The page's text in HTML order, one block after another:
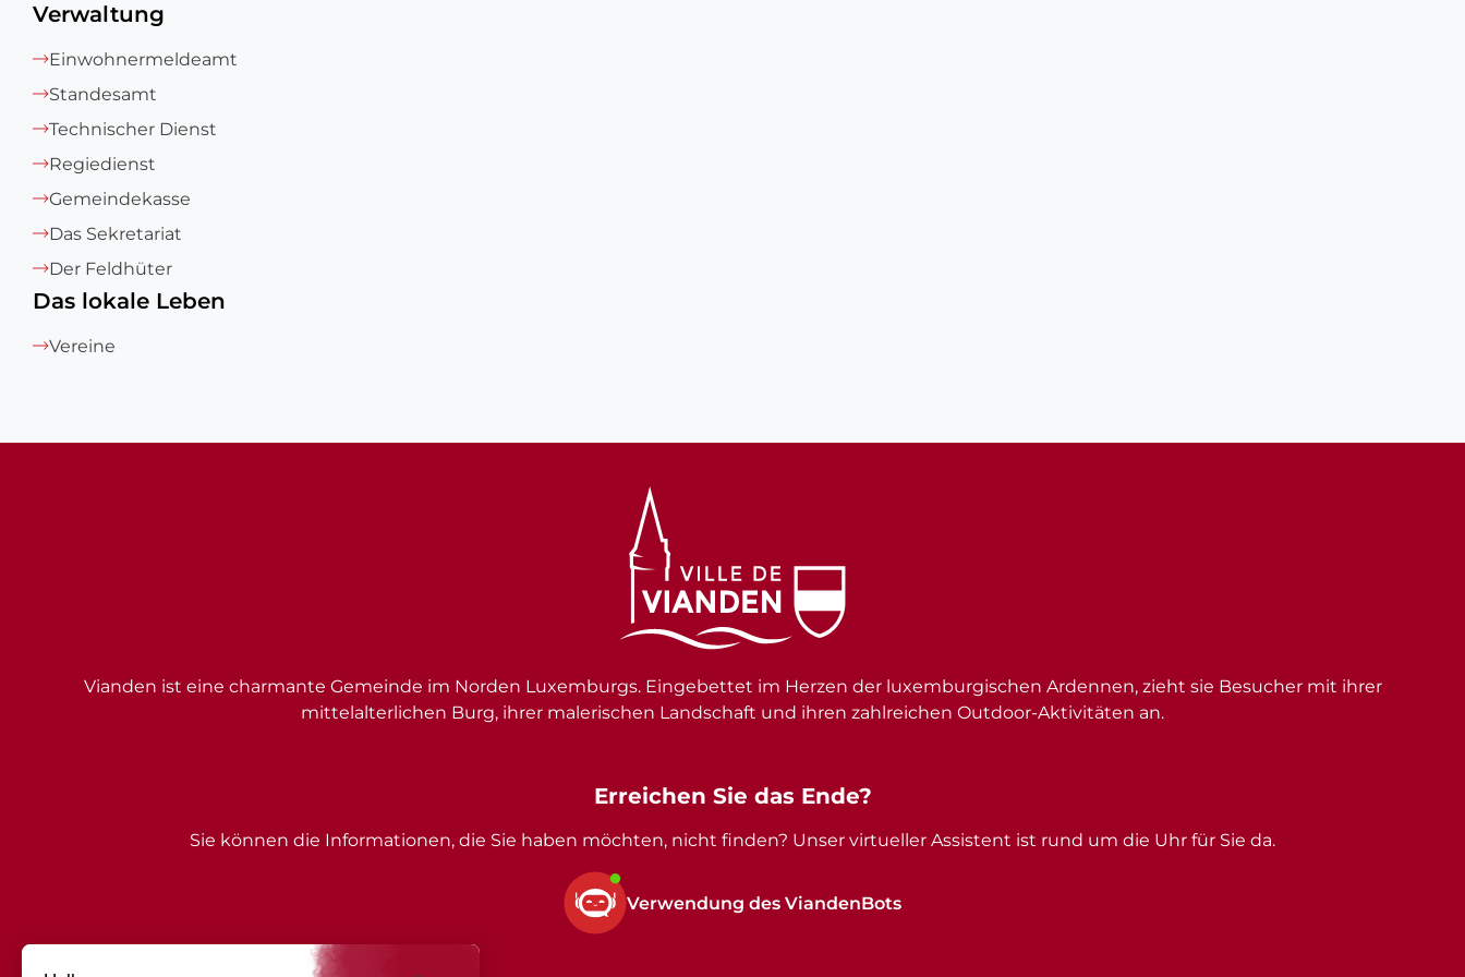
Verwaltung
Einwohnermeldeamt
Standesamt
Technischer Dienst
Regiedienst
Gemeindekasse
Das Sekretariat
Der Feldhüter
Das lokale Leben
Vereine
Erreichen Sie das Ende?
Sie können die Informationen, die Sie haben möchten, nicht finden? Unser virtueller Assistent ist rund um die Uhr für Sie da.
Verwendung des ViandenBots
Vianden ist eine charmante Gemeinde im Norden Luxemburgs. Eingebettet im Herzen der luxemburgischen Ardennen, zieht sie Besucher mit ihrer
mittelalterlichen Burg, ihrer malerischen Landschaft und ihren zahlreichen Outdoor-Aktivitäten an.